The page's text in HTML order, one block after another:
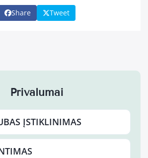
Share Tweet
Privalumai
ĮSTIKLINIMAS